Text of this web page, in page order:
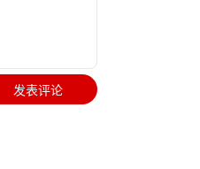
发表评论